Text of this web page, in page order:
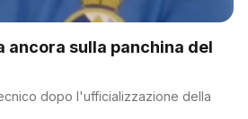
ancora sulla panchina del
dopo l'ufficializzazione della